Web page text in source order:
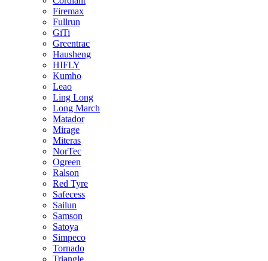
Firemax
Fullrun
GiTi
Greentrac
Hausheng
HIFLY
Kumho
Leao
Ling Long
Long March
Matador
Mirage
Miteras
NorTec
Ogreen
Ralson
Red Tyre
Safecess
Sailun
Samson
Satoya
Simpeco
Tornado
Triangle